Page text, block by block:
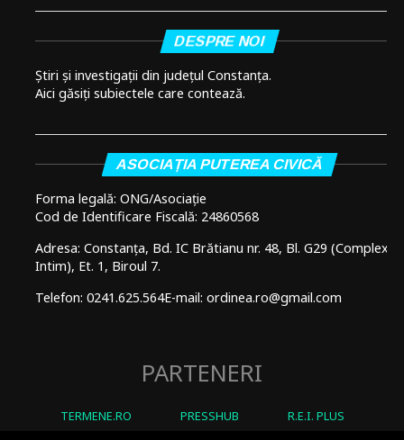
DESPRE NOI
Știri și investigații din județul Constanța.
Aici găsiți subiectele care contează.
ASOCIAȚIA PUTEREA CIVICĂ
Forma legală: ONG/Asociație
Cod de Identificare Fiscală: 24860568
Adresa: Constanța, Bd. IC Brătianu nr. 48, Bl. G29 (Complex
Intim), Et. 1, Biroul 7.
Telefon: 0241.625.564E-mail: ordinea.ro@gmail.com
PARTENERI
TERMENE.RO PRESSHUB R.E.I. PLUS